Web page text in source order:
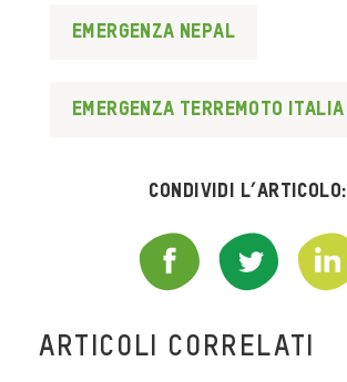
emergenza nepal
emergenza terremoto italia
Condividi l’articolo:
ARTICOLI CORRELATI